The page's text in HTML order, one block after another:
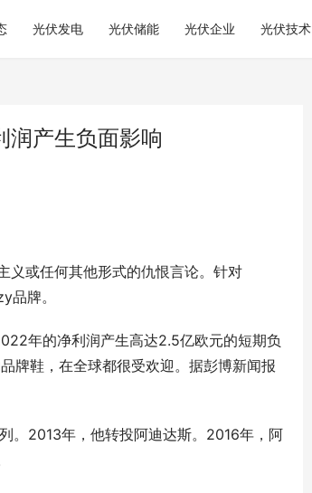
光伏发电 光伏储能 光伏企业 光伏技术
润产生负面影响
义或任何其他形式的仇恨言论。针对
品牌。
年的净利润产生高达2.5亿欧元的短期负
牌鞋，在全球都很受欢迎。据彭博新闻报
。2013年，他转投阿迪达斯。2016年，阿